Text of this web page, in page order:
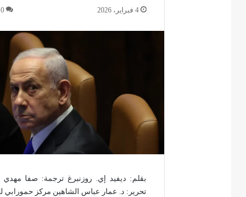
4 فبراير، 2026 0
بقلم: ديفيد إي. روزنبرغ ترجمة: صفا
تحرير: د. عمار عباس الشاهين مركز حمورابي